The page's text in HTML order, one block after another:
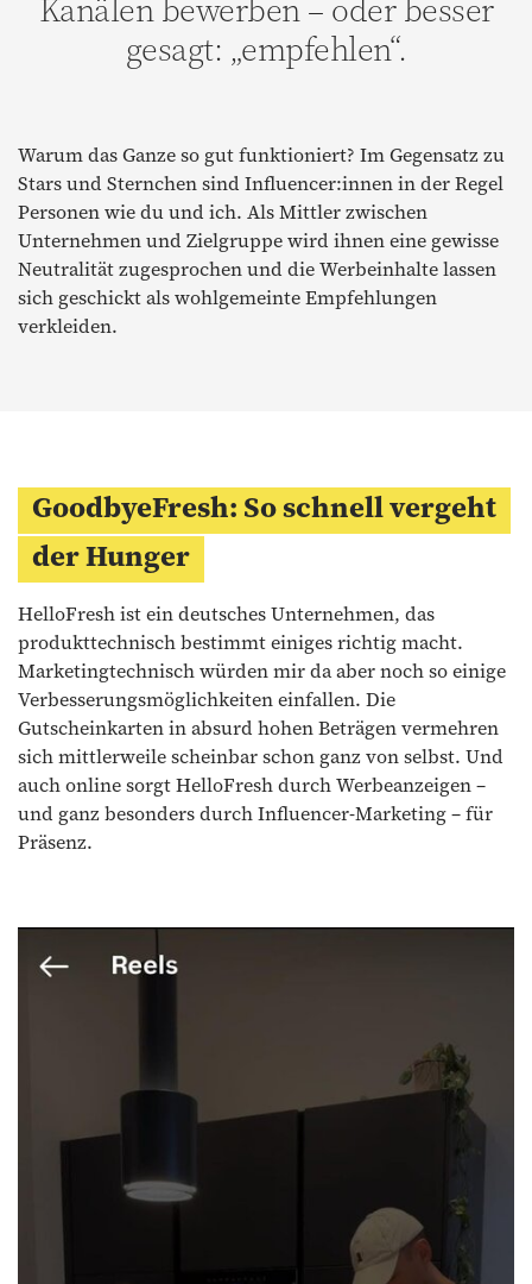
Kanälen bewerben – oder besser
gesagt: „empfehlen“.
Warum das Ganze so gut funktioniert? Im Gegensatz zu
Stars und Sternchen sind Influencer:innen in der Regel
Personen wie du und ich. Als Mittler zwischen
Unternehmen und Zielgruppe wird ihnen eine gewisse
Neutralität zugesprochen und die Werbeinhalte lassen
sich geschickt als wohlgemeinte Empfehlungen
verkleiden.
GoodbyeFresh: So schnell vergeht
der Hunger
HelloFresh ist ein deutsches Unternehmen, das
produkttechnisch bestimmt einiges richtig macht.
Marketingtechnisch würden mir da aber noch so einige
Verbesserungsmöglichkeiten einfallen. Die
Gutscheinkarten in absurd hohen Beträgen vermehren
sich mittlerweile scheinbar schon ganz von selbst. Und
auch online sorgt HelloFresh durch Werbeanzeigen –
und ganz besonders durch Influencer-Marketing – für
Präsenz.